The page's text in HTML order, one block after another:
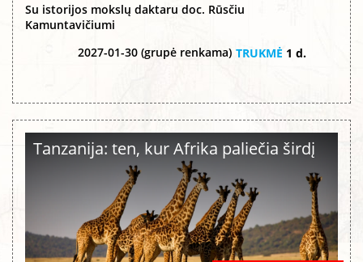
Su istorijos mokslų daktaru doc. Rūsčiu
Kamuntavičiumi
2027-01-30 (grupė renkama) TRUKMĖ 1 d.
Tanzanija: ten, kur Afrika paliečia širdį